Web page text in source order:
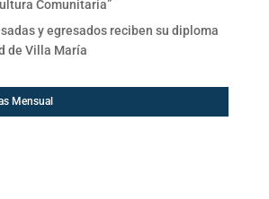
Comunitaria”
y egresados reciben su diploma
de Villa María
Mensual